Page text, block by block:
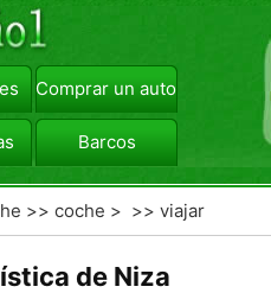
Comprar un automóvil
Barcos
>>coche > >>viajar
de Niza